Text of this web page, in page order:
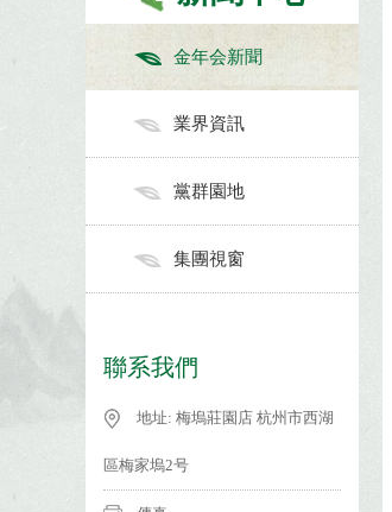
金年会新聞
業界資訊
黨群園地
集團視窗
聯系我們
地址: 梅塢莊園店 杭州市西湖
區梅家塢2号